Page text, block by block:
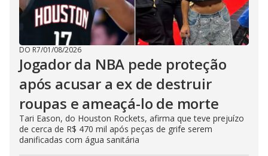
DO R7/01/08/2026
Jogador da NBA pede proteção
após acusar a ex de destruir
roupas e ameaçá-lo de morte
Tari Eason, do Houston Rockets, afirma que teve prejuízo
de cerca de R$ 470 mil após peças de grife serem
danificadas com água sanitária